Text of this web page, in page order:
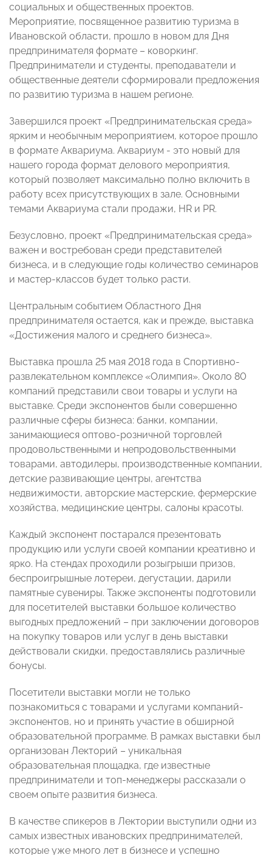
социальных и общественных проектов.
Мероприятие, посвященное развитию туризма в
Ивановской области, прошло в новом для Дня
предпринимателя формате – коворкинг.
Предприниматели и студенты, преподаватели и
общественные деятели сформировали предложения
по развитию туризма в нашем регионе.
Завершился проект «Предпринимательская среда»
ярким и необычным мероприятием, которое прошло
в формате Аквариума. Аквариум - это новый для
нашего города формат делового мероприятия,
который позволяет максимально полно включить в
работу всех присутствующих в зале. Основными
темами Аквариума стали продажи, HR и PR.
Безусловно, проект «Предпринимательская среда»
важен и востребован среди представителей
бизнеса, и в следующие годы количество семинаров
и мастер-классов будет только расти.
Центральным событием Областного Дня
предпринимателя остается, как и прежде, выставка
«Достижения малого и среднего бизнеса».
Выставка прошла 25 мая 2018 года в Спортивно-
развлекательном комплексе «Олимпия». Около 80
компаний представили свои товары и услуги на
выставке. Среди экспонентов были совершенно
различные сферы бизнеса: банки, компании,
занимающиеся оптово-розничной торговлей
продовольственными и непродовольственными
товарами, автодилеры, производственные компании,
детские развивающие центры, агентства
недвижимости, авторские мастерские, фермерские
хозяйства, медицинские центры, салоны красоты.
Каждый экспонент постарался презентовать
продукцию или услуги своей компании креативно и
ярко. На стендах проходили розыгрыши призов,
беспроигрышные лотереи, дегустации, дарили
памятные сувениры. Также экспоненты подготовили
для посетителей выставки большое количество
выгодных предложений – при заключении договоров
на покупку товаров или услуг в день выставки
действовали скидки, предоставлялись различные
бонусы.
Посетители выставки могли не только
познакомиться с товарами и услугами компаний-
экспонентов, но и принять участие в обширной
образовательной программе. В рамках выставки был
организован Лекторий – уникальная
образовательная площадка, где известные
предприниматели и топ-менеджеры рассказали о
своем опыте развития бизнеса.
В качестве спикеров в Лектории выступили одни из
самых известных ивановских предпринимателей,
которые уже много лет в бизнесе и успешно